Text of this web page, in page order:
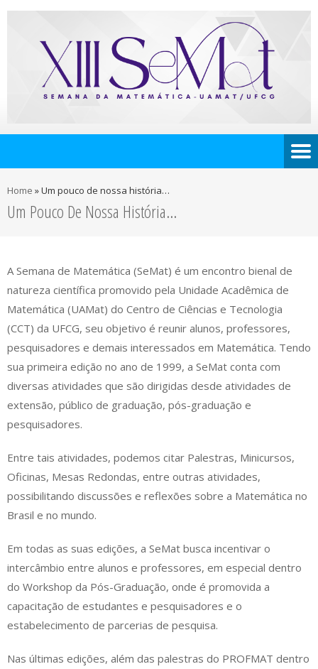
Home »Um pouco de nossa história…
Um Pouco De Nossa História…
A Semana de Matemática (SeMat) é um encontro bienal de
natureza científica promovido pela Unidade Acadêmica de
Matemática (UAMat) do Centro de Ciências e Tecnologia
(CCT) da UFCG, seu objetivo é reunir alunos, professores,
pesquisadores e demais interessados em Matemática. Tendo
sua primeira edição no ano de 1999, a SeMat conta com
diversas atividades que são dirigidas desde atividades de
extensão, público de graduação, pós-graduação e
pesquisadores.
Entre tais atividades, podemos citar Palestras, Minicursos,
Oficinas, Mesas Redondas, entre outras atividades,
possibilitando discussões e reflexões sobre a Matemática no
Brasil e no mundo.
Em todas as suas edições, a SeMat busca incentivar o
intercâmbio entre alunos e professores, em especial dentro
do Workshop da Pós-Graduação, onde é promovida a
capacitação de estudantes e pesquisadores e o
estabelecimento de parcerias de pesquisa.
Nas últimas edições, além das palestras do PROFMAT dentro